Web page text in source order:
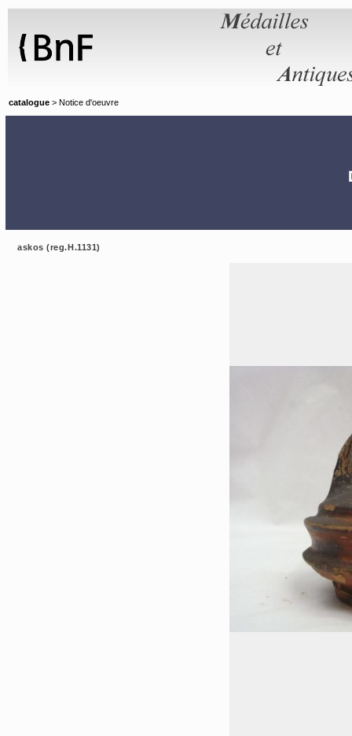
catalogue > Notice d'oeuvre
askos (reg.H.1131)